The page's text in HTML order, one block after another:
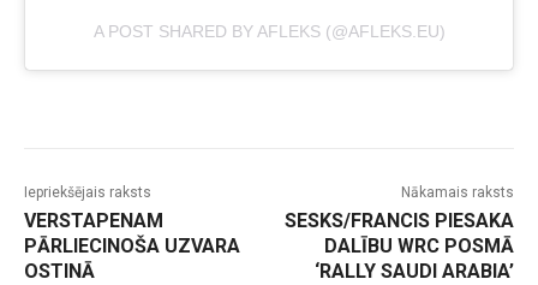
A POST SHARED BY AFLEKS (@AFLEKS.EU)
Iepriekšējais raksts
VERSTAPENAM
PĀRLIECINOŠA UZVARA
OSTINĀ
Nākamais raksts
SESKS/FRANCIS PIESAKA
DALĪBU WRC POSMĀ
‘RALLY SAUDI ARABIA’